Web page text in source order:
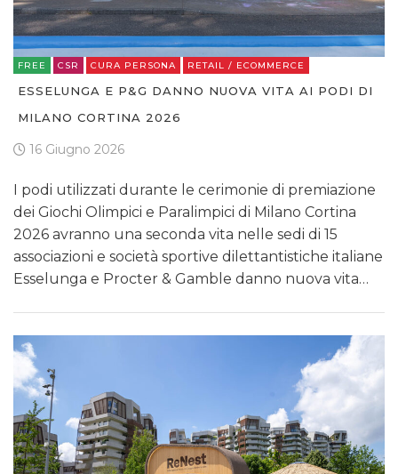
FREE CSR CURA PERSONA RETAIL / ECOMMERCE
ESSELUNGA E P&G DANNO NUOVA VITA AI PODI DI
MILANO CORTINA 2026
16 Giugno 2026
I podi utilizzati durante le cerimonie di premiazione
dei Giochi Olimpici e Paralimpici di Milano Cortina
2026 avranno una seconda vita nelle sedi di 15
associazioni e società sportive dilettantistiche italiane
Esselunga e Procter & Gamble danno nuova vita…